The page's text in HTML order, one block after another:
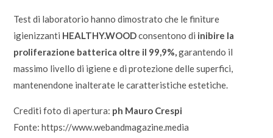
Test di laboratorio hanno dimostrato che le finiture
igienizzanti HEALTHY.WOODconsentono di inibire la
proliferazione batterica oltre il 99,9%,garantendo il
massimo livello di igiene e di protezione delle superfici,
mantenendone inalterate le caratteristiche estetiche.
Crediti foto di apertura: ph Mauro Crespi
Fonte: https://www.webandmagazine.media